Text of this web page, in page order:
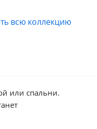
всю коллекцию
или спальни.